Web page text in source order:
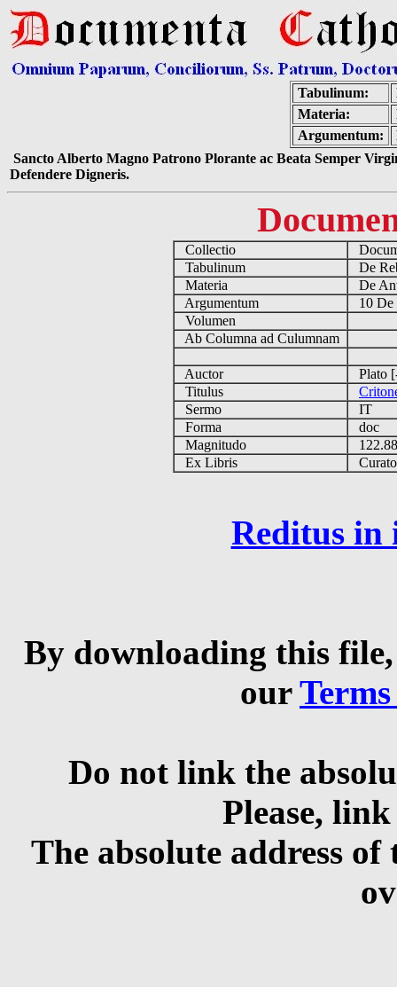
Tabulinum:
Materia:
Argumentum:
Sancto Alberto Magno Patrono Plorante ac Beata Semper
Defendere Digneris.
Collectio
Tabulinum
De
Materia
De
Argumentum
10 De
Volumen
Ab Columna ad Culumnam
Auctor
Plato
Titulus
Sermo
IT
Forma
doc
Magnitudo
Ex Libris
Reditus in
By downloading this
our
Do not link the
Please,
The absolute address